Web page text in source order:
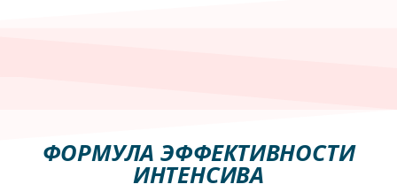
ФОРМУЛА ЭФФЕКТИВНОСТИ
ИНТЕНСИВА